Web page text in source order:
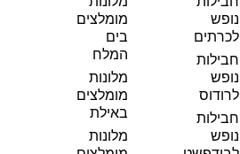
נופש
לכרתים
חבילות
נופש
לרודוס
חבילות
נופש
מומלצים
בים
המלח
מלונות
מומלצים
באילת
מלונות